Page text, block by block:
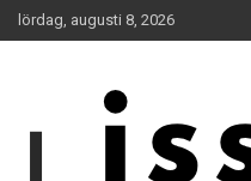
Hoppa
till
lördag, augusti 8, 2026